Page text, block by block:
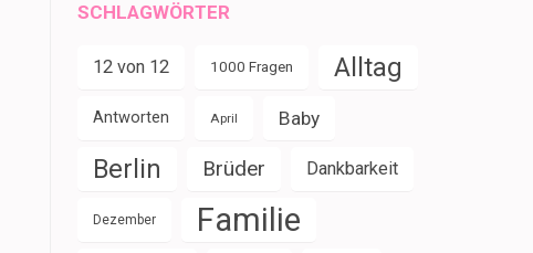
SCHLAGWÖRTER
12 von 12 1000 Fragen Alltag
Antworten April Baby
Berlin Brüder Dankbarkeit
Dezember Familie